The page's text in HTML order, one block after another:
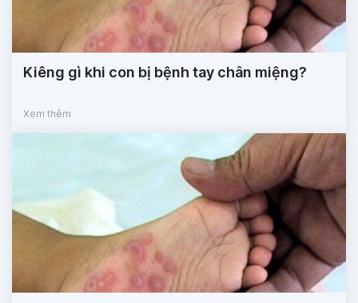
Kiêng gì khi con bị bệnh tay chân miệng?
Xem thêm